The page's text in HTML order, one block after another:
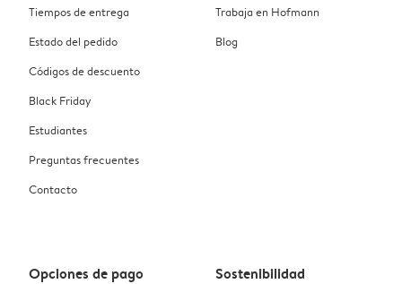
Tiempos de entrega
Estado del pedido
Códigos de descuento
Black Friday
Estudiantes
Preguntas frecuentes
Contacto
Trabaja en Hofmann
Blog
Opciones de pago Sostenibilidad